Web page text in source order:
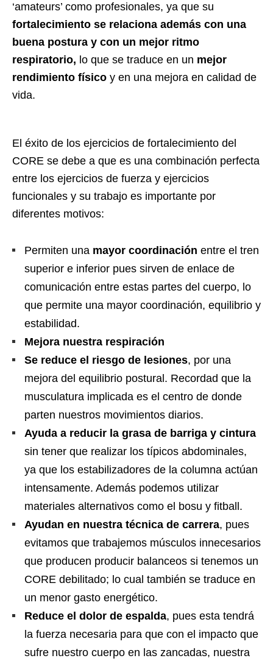
‘amateurs’ como profesionales, ya que su
fortalecimiento se relaciona además con una
buena postura y con un mejor ritmo
respiratorio, lo que se traduce en un mejor
rendimiento físico y en una mejora en calidad de
vida.
El éxito de los ejercicios de fortalecimiento del
CORE se debe a que es una combinación perfecta
entre los ejercicios de fuerza y ejercicios
funcionales y su trabajo es importante por
diferentes motivos:
Permiten una mayor coordinación entre el tren
superior e inferior pues sirven de enlace de
comunicación entre estas partes del cuerpo, lo
que permite una mayor coordinación, equilibrio y
estabilidad.
Mejora nuestra respiración
Se reduce el riesgo de lesiones, por una
mejora del equilibrio postural. Recordad que la
musculatura implicada es el centro de donde
parten nuestros movimientos diarios.
Ayuda a reducir la grasa de barriga y cintura
sin tener que realizar los típicos abdominales,
ya que los estabilizadores de la columna actúan
intensamente. Además podemos utilizar
materiales alternativos como el bosu y fitball.
Ayudan en nuestra técnica de carrera, pues
evitamos que trabajemos músculos innecesarios
que producen producir balanceos si tenemos un
CORE debilitado; lo cual también se traduce en
un menor gasto energético.
Reduce el dolor de espalda, pues esta tendrá
la fuerza necesaria para que con el impacto que
sufre nuestro cuerpo en las zancadas, nuestra